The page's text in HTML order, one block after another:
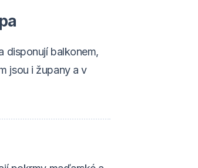
disponují balkonem,
jsou i župany a v